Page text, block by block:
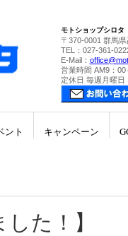
モトショップシロタ
〒370-0001 群馬
TEL：027-361-
E-Mail：
営業時間 AM9：00
定休日 毎週月曜日
ント キャンペーン
た！】